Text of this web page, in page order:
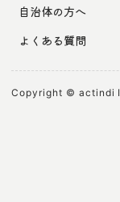
自治体の方へ
よくある質問
Copyright © actindi